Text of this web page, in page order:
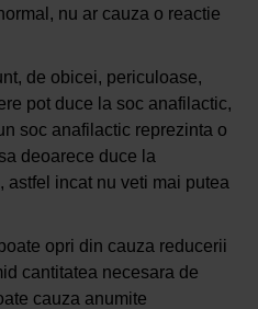
nu ar cauza o reactie
de obicei, periculoase,
pot duce la soc anafilactic,
soc anafilactic reprezinta o
deoarece duce la
astfel incat nu veti mai putea
opri din cauza reducerii
cantitatea necesara de
cauza anumite